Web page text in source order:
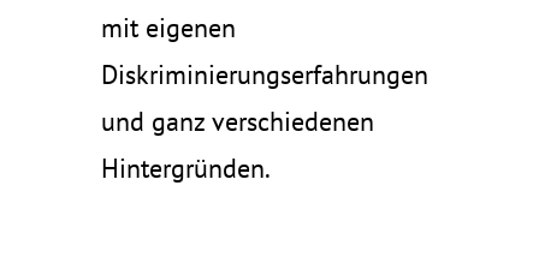
mit eigenen
Diskriminierungserfahrungen
und ganz verschiedenen
Hintergründen.